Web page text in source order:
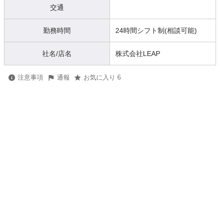
交通
勤務時間 24時間シフト制(相談可能)
社名/店名 株式会社LEAP
注意事項 通報 お気に入り 6